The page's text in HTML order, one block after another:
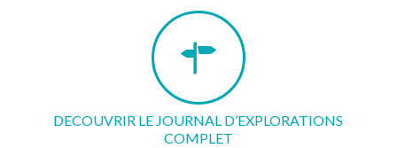
DECOUVRIR LE JOURNAL D’EXPLORATIONS
COMPLET